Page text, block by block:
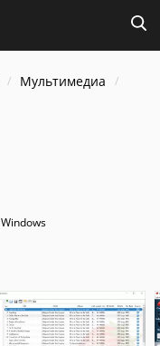
Мультимедиа